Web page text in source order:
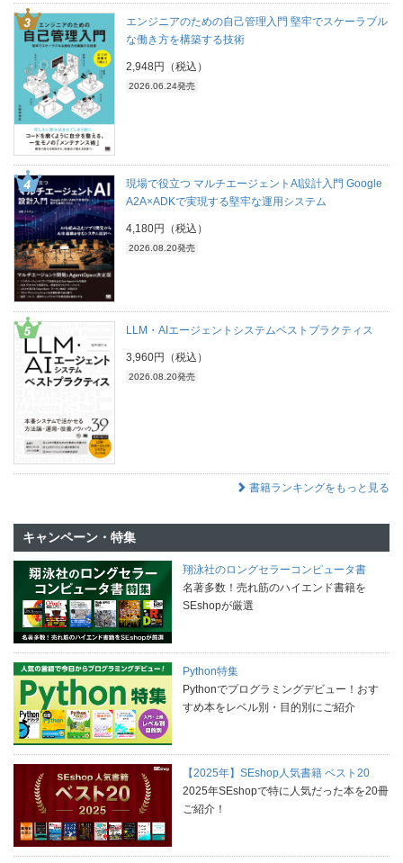
エンジニアのための自己管理入門 堅牢でスケーラブル
な働き方を構築する技術
2,948円（税込）
2026.06.24発売
現場で役立つ マルチエージェントAI設計入門 Google
A2A×ADKで実現する堅牢な運用システム
4,180円（税込）
2026.08.20発売
LLM・AIエージェントシステムベストプラクティス
3,960円（税込）
2026.08.20発売
書籍ランキングをもっと見る
キャンペーン・特集
翔泳社のロングセラーコンピュータ書
名著多数！売れ筋のハイエンド書籍を
SEshopが厳選
Python特集
Pythonでプログラミングデビュー！おす
すめ本をレベル別・目的別にご紹介
【2025年】SEshop人気書籍 ベスト20
2025年SEshopで特に人気だった本を20冊
ご紹介！